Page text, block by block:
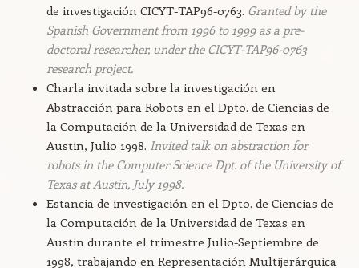
de investigación CICYT-TAP96-0763. Granted by the
Spanish Government from 1996 to 1999 as a pre-
doctoral researcher, under the CICYT-TAP96-0763
research project.
Charla invitada sobre la investigación en
Abstracción para Robots en el Dpto. de Ciencias de
la Computación de la Universidad de Texas en
Austin, Julio 1998. Invited talk on abstraction for
robots in the Computer Science Dpt. of the University of
Texas at Austin, July 1998.
Estancia de investigación en el Dpto. de Ciencias de
la Computación de la Universidad de Texas en
Austin durante el trimestre Julio-Septiembre de
1998, trabajando en Representación Multijerárquica